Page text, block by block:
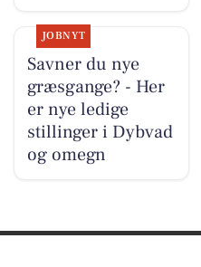
JOBNYT
Savner du nye
græsgange? - Her
er nye ledige
stillinger i Dybvad
og omegn